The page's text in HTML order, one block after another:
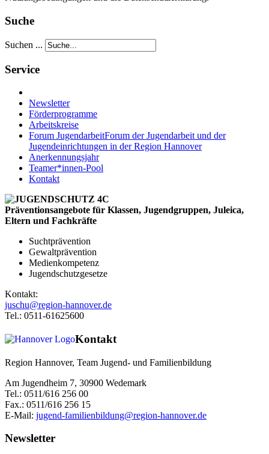
Suche
Suchen ...
Service
Newsletter
Förderprogramme
Arbeitskreise
Forum JugendarbeitForum der Jugendarbeit und der
Jugendeinrichtungen in der Region Hannover
Anerkennungsjahr
Teamer*innen-Pool
Kontakt
Präventionsangebote für Klassen, Jugendgruppen, Juleica,
Eltern und Fachkräfte
Suchtprävention
Gewaltprävention
Medienkompetenz
Jugendschutzgesetze
Kontakt:
juschu@region-hannover.de
Tel.: 0511-61625600
Kontakt
Region Hannover, Team Jugend- und Familienbildung
Am Jugendheim 7, 30900 Wedemark
Tel.: 0511/616 256 00
Fax.: 0511/616 256 15
E-Mail: jugend-familienbildung@region-hannover.de
Newsletter